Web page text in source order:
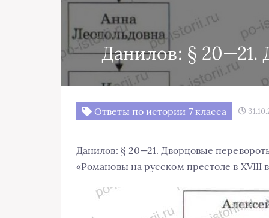
Данилов: § 20—21.
Ответы по истории 7 класса
Данилов: § 20—21. Дворцовые
«Романовы на русском престоле в XVIII